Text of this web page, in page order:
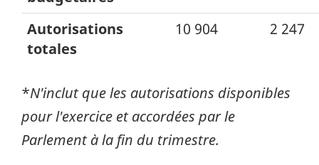
Autorisations
totales
10 904 2 247
*N'inclut que les autorisations disponibles
pour l'exercice et accordées par le
Parlement à la fin du trimestre.